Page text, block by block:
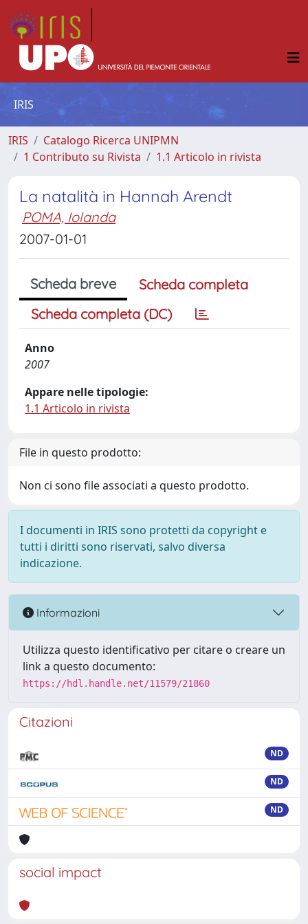
IRIS
IRIS
Catalogo Ricerca UNIPMN
1 Contributo su Rivista
1.1 Articolo in rivista
La natalità in Hannah Arendt
POMA, Iolanda
2007-01-01
Scheda breve
Scheda completa
Scheda completa (DC)
Anno
2007
Appare nelle tipologie:
1.1 Articolo in rivista
File in questo prodotto:
Non ci sono file associati a questo prodotto.
I documenti in IRIS sono protetti da copyright e
tutti i diritti sono riservati, salvo diversa
indicazione.
Informazioni
Utilizza questo identificativo per citare o creare un
link a questo documento:
https://hdl.handle.net/11579/21860
Citazioni
ND
ND
ND
social impact